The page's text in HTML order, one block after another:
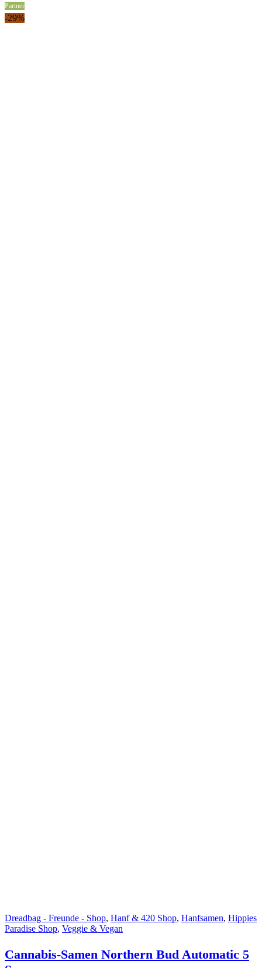
Partner
-29%
Dreadbag - Freunde - Shop, Hanf & 420 Shop, Hanfsamen, Hippies
Paradise Shop, Veggie & Vegan
Cannabis-Samen Northern Bud Automatic 5